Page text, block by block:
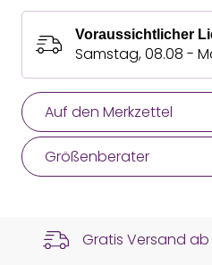
Voraussichtlicher
Samstag, 08.08 -
Auf den Merkzettel
Größenberater
Gratis Versand ab